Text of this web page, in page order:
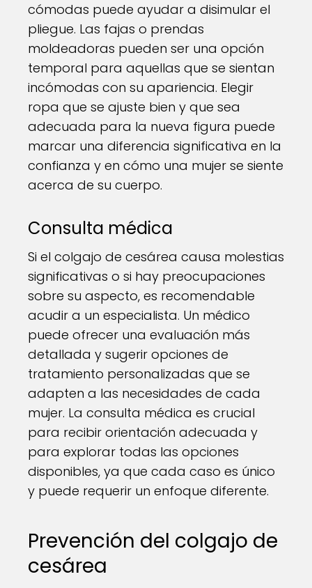
cómodas puede ayudar a disimular el
pliegue. Las fajas o prendas
moldeadoras pueden ser una opción
temporal para aquellas que se sientan
incómodas con su apariencia. Elegir
ropa que se ajuste bien y que sea
adecuada para la nueva figura puede
marcar una diferencia significativa en la
confianza y en cómo una mujer se siente
acerca de su cuerpo.
Consulta médica
Si el colgajo de cesárea causa molestias
significativas o si hay preocupaciones
sobre su aspecto, es recomendable
acudir a un especialista. Un médico
puede ofrecer una evaluación más
detallada y sugerir opciones de
tratamiento personalizadas que se
adapten a las necesidades de cada
mujer. La consulta médica es crucial
para recibir orientación adecuada y
para explorar todas las opciones
disponibles, ya que cada caso es único
y puede requerir un enfoque diferente.
Prevención del colgajo de
cesárea